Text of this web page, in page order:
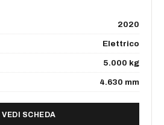
2020
Elettrico
5.000 kg
4.630 mm
VEDI SCHEDA